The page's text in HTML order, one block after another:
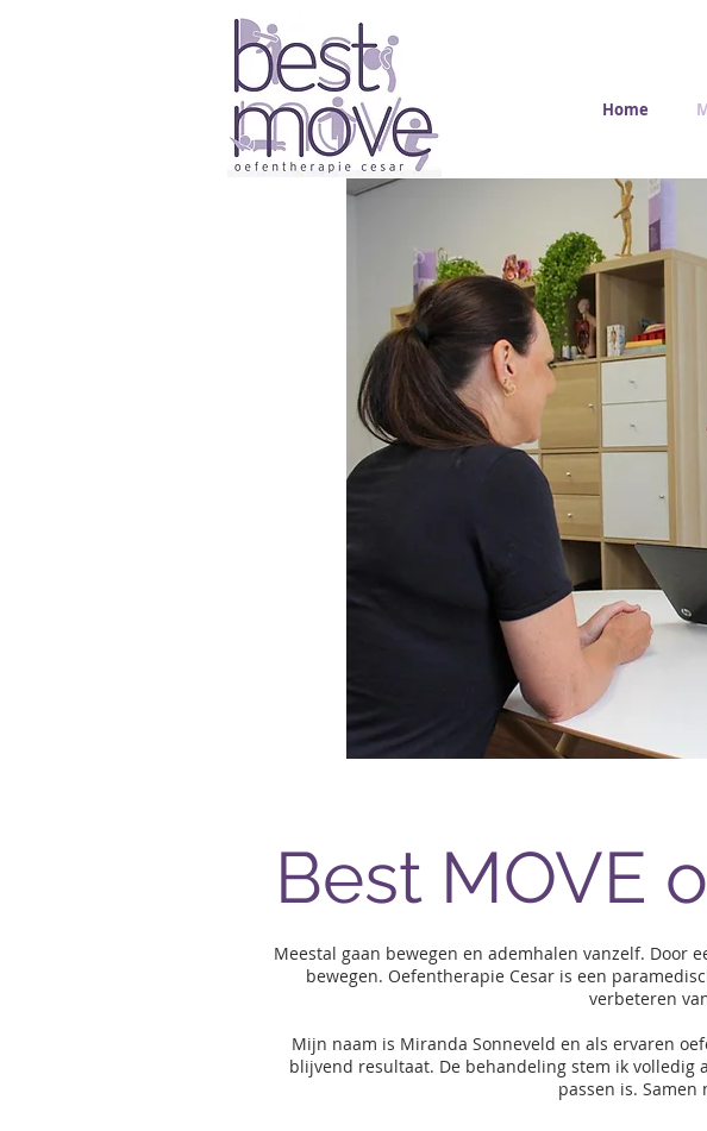
Home
Best MOVE
Meestal gaan bewegen en ademhalen vanzelf. Door
bewegen. Oefentherapie Cesar is een
verbeteren
Mijn naam is Miranda Sonneveld en als ervaren
blijvend resultaat. De behandeling stem ik volledig
passen is.